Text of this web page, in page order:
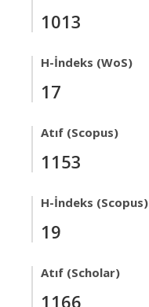
1013
H-İndeks (WoS)
17
Atıf (Scopus)
1153
H-İndeks (Scopus)
19
Atıf (Scholar)
1166